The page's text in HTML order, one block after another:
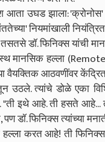
आता उघड झाला:
नियमांखाली
डॉ. फिनिक्स यांची
मानसिक हल्ला
वैयक्तिक आठवणींवर
उठले. त्यांचे डोळे एका
इथे आहे. ती हसते आहे...
पण डॉ. फिनिक्स त्यांच्या
करत आहे! ती